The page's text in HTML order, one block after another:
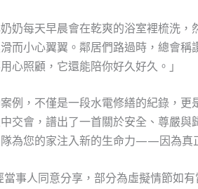
奶每天早晨會在乾爽的浴室裡梳洗
而小心翼翼。鄰居們路過時，總會
心照顧，它還能陪你好久好久。」
例，不僅是一段水電修繕的紀錄，
交會，譜出了一首關於安全、尊嚴
為您的家注入新的生命力——因為真
當事人同意分享，部分為虛擬情節如